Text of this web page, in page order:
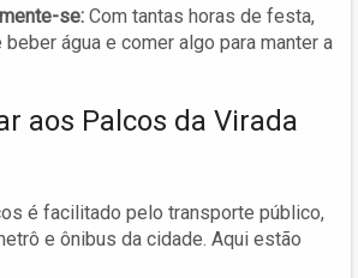
se: Com tantas horas de festa,
água e comer algo para manter a
aos Palcos da Virada
é facilitado pelo transporte público,
e ônibus da cidade. Aqui estão